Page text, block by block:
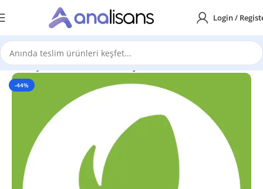
Login /
Ana Sayfa Grafik Tasarım Araçları
-44%